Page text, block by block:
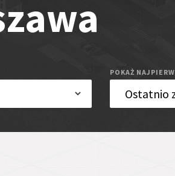
POKAŻ NAJPIERW